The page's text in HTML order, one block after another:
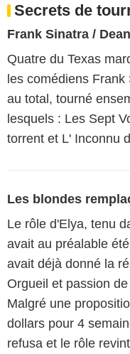
Secrets de
Frank Sinatra /
Quatre du Texas
les comédiens
au total, tourné
lesquels : Les Sept
torrent et L' Inconnu
Les blondes
Le rôle d'Elya, tenu
avait au préalable
avait déjà donné la
Orgueil et passion
Malgré une
dollars pour 4
refusa et le rôle